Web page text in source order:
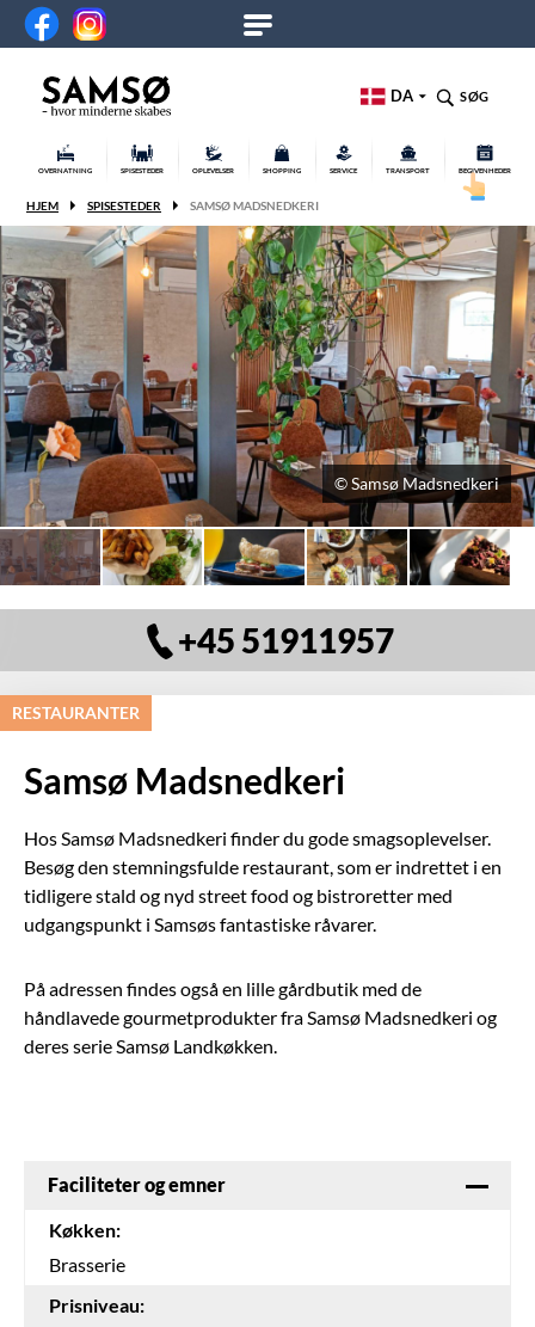
DA SØG
OVERNATNING SPISESTEDER OPLEVELSER SHOPPING SERVICE TRANSPORT BEGIVENHEDER
HJEM SPISESTEDER SAMSØ MADSNEDKERI
© Samsø Madsnedkeri
+45 51911957
RESTAURANTER
Samsø Madsnedkeri
Hos Samsø Madsnedkeri finder du gode smagsoplevelser.
Besøg den stemningsfulde restaurant, som er indrettet i en
tidligere stald og nyd street food og bistroretter med
udgangspunkt i Samsøs fantastiske råvarer.
På adressen findes også en lille gårdbutik med de
håndlavede gourmetprodukter fra Samsø Madsnedkeri og
deres serie Samsø Landkøkken.
Faciliteter og emner
Køkken:
Brasserie
Prisniveau: